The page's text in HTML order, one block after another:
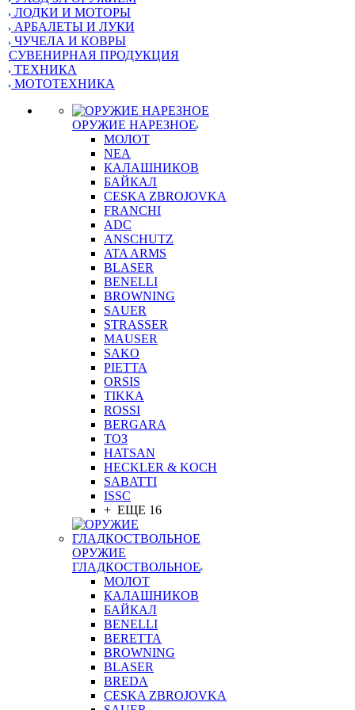
ЛОДКИ И МОТОРЫ
АРБАЛЕТЫ И ЛУКИ
ЧУЧЕЛА И КОВРЫ
СУВЕНИРНАЯ ПРОДУКЦИЯ
ТЕХНИКА
МОТОТЕХНИКА
ОРУЖИЕ НАРЕЗНОЕ
МОЛОТ
NEA
КАЛАШНИКОВ
БАЙКАЛ
CESKA ZBROJOVKA
FRANCHI
ADC
ANSCHUTZ
ATA ARMS
BLASER
BENELLI
BROWNING
SAUER
STRASSER
MAUSER
SAKO
PIETTA
ORSIS
TIKKA
ROSSI
BERGARA
ТОЗ
HATSAN
HECKLER & KOCH
SABATTI
ISSC
+ ЕЩЕ 16
ОРУЖИЕ
ГЛАДКОСТВОЛЬНОЕ
МОЛОТ
КАЛАШНИКОВ
БАЙКАЛ
BENELLI
BERETTA
BROWNING
BLASER
BREDA
CESKA ZBROJOVKA